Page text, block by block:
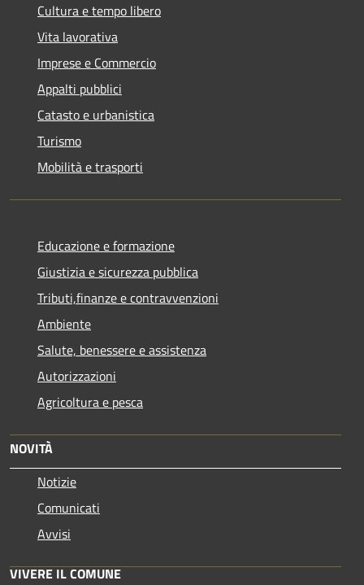
Cultura e tempo libero
Vita lavorativa
Imprese e Commercio
Appalti pubblici
Catasto e urbanistica
Turismo
Mobilità e trasporti
Educazione e formazione
Giustizia e sicurezza pubblica
Tributi,finanze e contravvenzioni
Ambiente
Salute, benessere e assistenza
Autorizzazioni
Agricoltura e pesca
NOVITÀ
Notizie
Comunicati
Avvisi
VIVERE IL COMUNE